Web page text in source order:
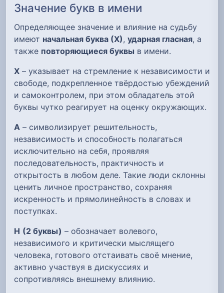
Значение букв в имени
Определяющее значение и влияние на судьбу
имеют начальная буква (Х), ударная гласная, а
также повторяющиеся буквы в имени.
Х – указывает на стремление к независимости и
свободе, подкрепленное твёрдостью убеждений
и самоконтролем, при этом обладатель этой
буквы чутко реагирует на оценку окружающих.
А – символизирует решительность,
независимость и способность полагаться
исключительно на себя, проявляя
последовательность, практичность и
открытость в любом деле. Такие люди склонны
ценить личное пространство, сохраняя
искренность и прямолинейность в словах и
поступках.
Н (2 буквы) – обозначает волевого,
независимого и критически мыслящего
человека, готового отстаивать своё мнение,
активно участвуя в дискуссиях и
сопротивляясь внешнему влиянию.